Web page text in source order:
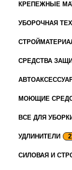
КРЕПЕЖНЫЕ
УБОРОЧНАЯ
СРЕДСТВА
МОЮЩИЕ
ВСЕ ДЛЯ
УДЛИНИТЕЛИ
СИЛОВАЯ И